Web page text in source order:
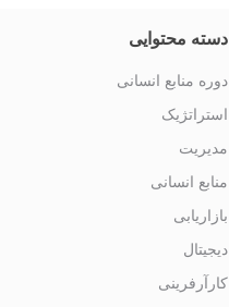
دسته محتوایی
دوره منابع انسانی
استراتژیک
مدیریت
منابع انسانی
بازاریابی
دیجیتال
کارآرفرینی